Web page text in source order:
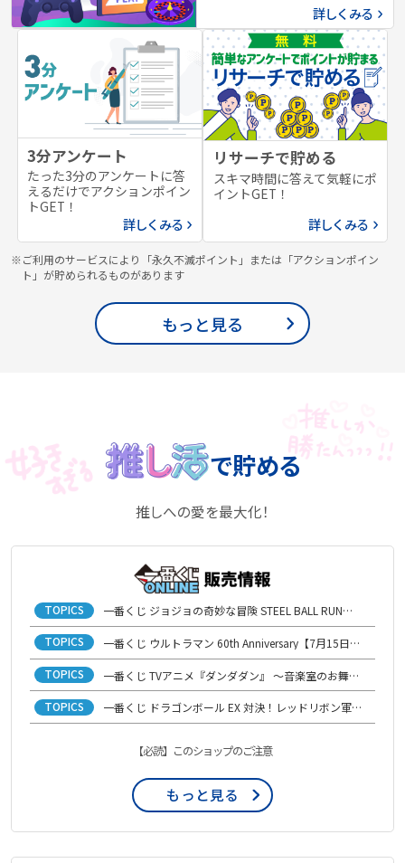
詳しくみる
3分アンケート
たった3分のアンケートに答
えるだけでアクションポイン
トGET！
詳しくみる
リサーチで貯める
スキマ時間に答えて気軽にポ
イントGET！
詳しくみる
※ご利用のサービスにより「永久不滅ポイント」または「アクションポイン
ト」が貯められるものがあります
もっと見る
で貯める
推しへの愛を最大化！
TOPICS 一番くじ ジョジョの奇妙な冒険 STEEL BALL RUN【7月21日(火)発売開始】
TOPICS 一番くじ ウルトラマン 60th Anniversary【7月15日(水)発売開始】
TOPICS 一番くじ TVアニメ『ダンダダン』 ～音楽室のお舞踏（パーティー）、開演！～【6月29日(月)発売開始】
TOPICS 一番くじ ドラゴンボール EX 対決！レッドリボン軍【6月16日(火)発売開始】
【必読】このショップのご注意
もっと見る